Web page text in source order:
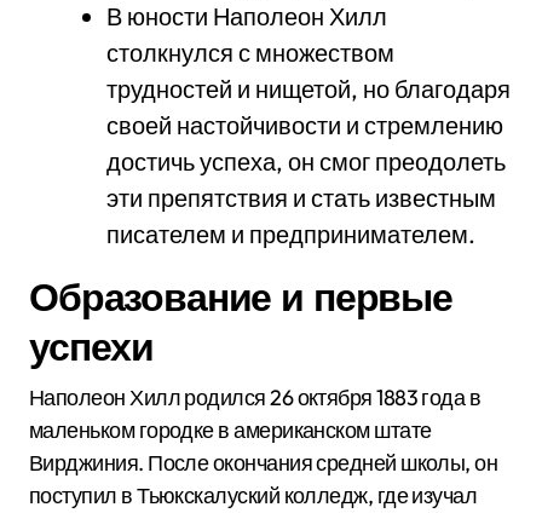
В юности Наполеон Хилл
столкнулся с множеством
трудностей и нищетой, но благодаря
своей настойчивости и стремлению
достичь успеха, он смог преодолеть
эти препятствия и стать известным
писателем и предпринимателем.
Образование и первые
успехи
Наполеон Хилл родился 26 октября 1883 года в
маленьком городке в американском штате
Вирджиния. После окончания средней школы, он
поступил в Тьюкскалуский колледж, где изучал